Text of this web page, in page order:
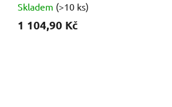
Skladem (>10 ks)
1 104,90 Kč